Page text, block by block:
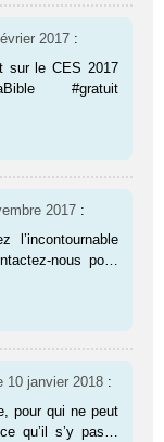
2017 :
sur le CES 2017
#gratuit
2017 :
l’incontournable
nous po…
10 janvier 2018 :
pour qui ne peut
qu’il s’y pas…